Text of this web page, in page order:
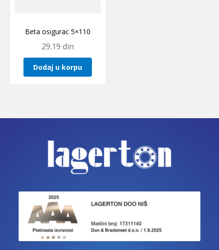
Beta osigurac 5×110
29.19 din
Dodaj u korpu